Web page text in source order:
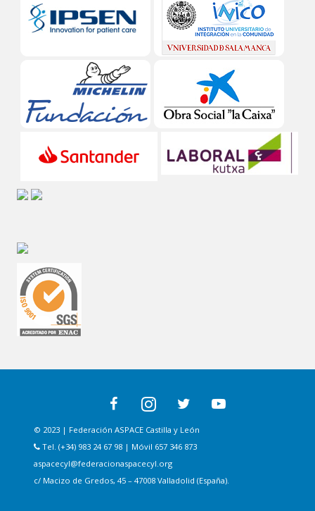
© 2023 | Federación ASPACE Castilla y León
Tel. (+34) 983 24 67 98 | Móvil 657 346 873
aspacecyl@federacionaspacecyl.org
c/ Macizo de Gredos, 45 – 47008 Valladolid (España).